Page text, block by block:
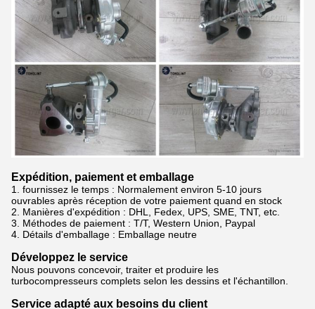
Expédition, paiement et emballage
1. fournissez le temps : Normalement environ 5-10 jours
ouvrables après réception de votre paiement quand en stock
2. Manières d'expédition : DHL, Fedex, UPS, SME, TNT, etc.
3. Méthodes de paiement : T/T, Western Union, Paypal
4. Détails d'emballage : Emballage neutre
Développez le service
Nous pouvons concevoir, traiter et produire les
turbocompresseurs complets selon les dessins et l'échantillon.
Service adapté aux besoins du client